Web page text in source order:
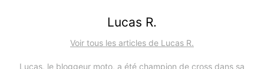
Lucas R.
Voir tous les articles de Lucas R.
Lucas, le bloggeur moto, a été champion de cross dans sa